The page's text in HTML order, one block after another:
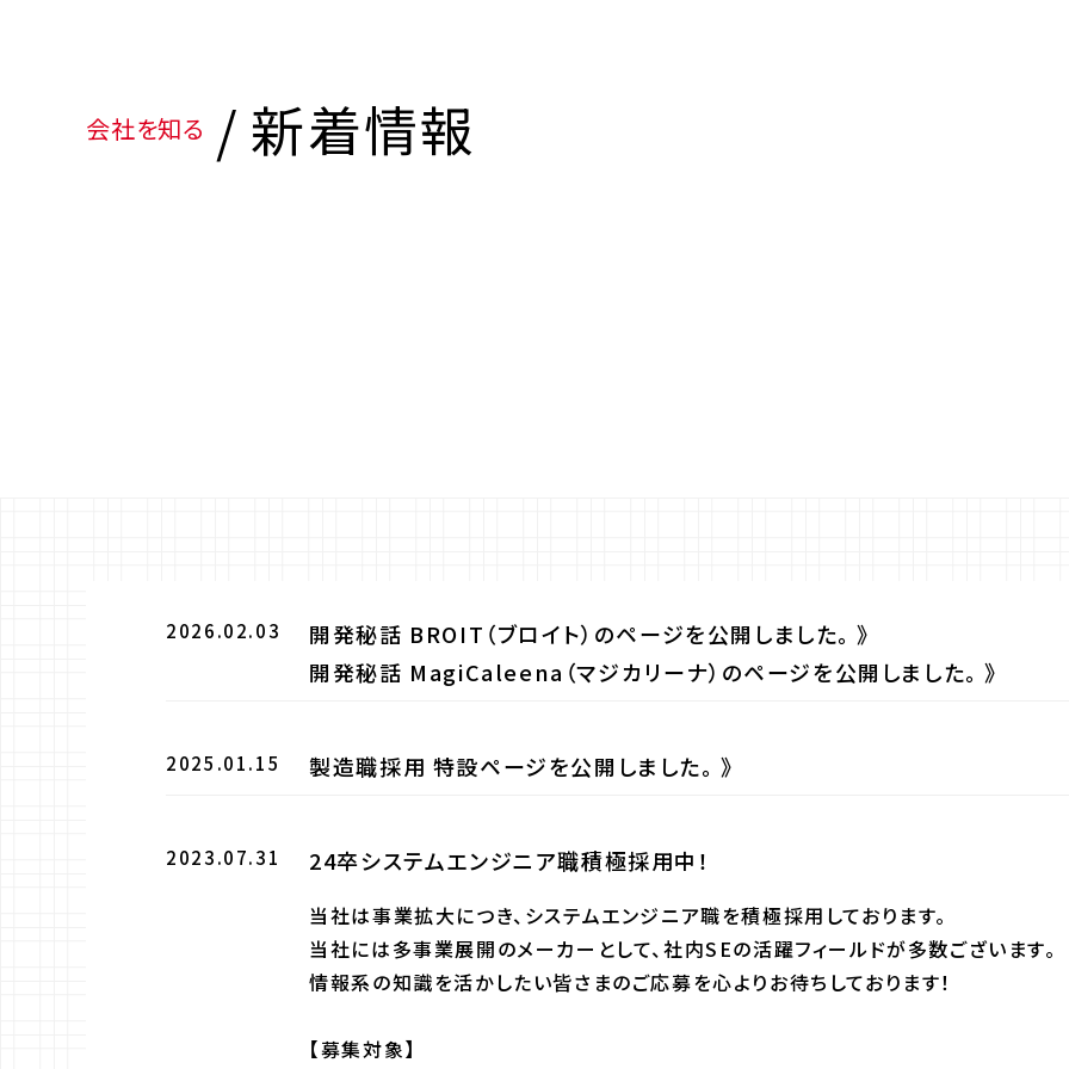
会社を知る 新着情報
2026.02.03
開発秘話 BROIT（ブロイト）のページを公開しました。
開発秘話 MagiCaleena（マジカリーナ）のページを公開しました。
2025.01.15 製造職採用 特設ページを公開しました。
2023.07.31 24卒システムエンジニア職積極採用中！
当社は事業拡大につき、システムエンジニア職を積極採用しております。
当社には多事業展開のメーカーとして、社内SEの活躍フィールドが多数ございます。
情報系の知識を活かしたい皆さまのご応募を心よりお待ちしております！
【募集対象】